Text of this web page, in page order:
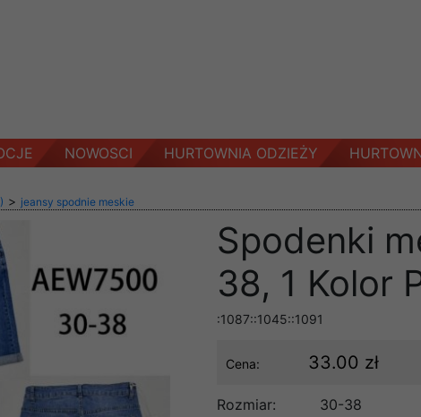
NOWOSCI HURTOWNIA ODZIEŻY
> jeansy spodnie meskie
Spodenki
38, 1 Kolor
:1087::1045::1091
Cena: 33.00 zł
Rozmiar: 30-38